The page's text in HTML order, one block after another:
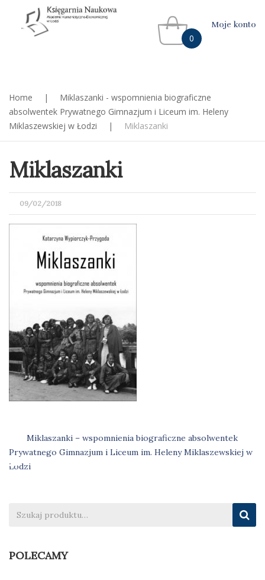
0
Moje konto
Home |
Miklaszanki - wspomnienia biograficzne
absolwentek Prywatnego Gimnazjum i Liceum im. Heleny
Miklaszewskiej w Łodzi
| Miklaszanki
Miklaszanki
POSTED
ON
09/02/2018
Nawigacja
Miklaszanki – wspomnienia biograficzne absolwentek
Prywatnego Gimnazjum i Liceum im. Heleny Miklaszewskiej w
Łodzi
POLECAMY